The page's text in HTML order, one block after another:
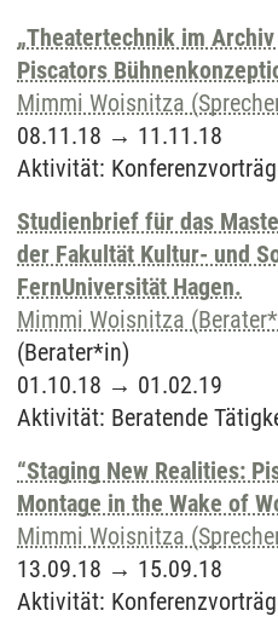
„Theatertechnik im
Piscators
Mimmi Woisnitza
08.11.18 → 11.11.18
Aktivität:
Studienbrief für das
der Fakultät Kultur- und
FernUniversität Hagen.
Mimmi Woisnitza
(Berater*in)
01.10.18 → 01.02.19
Aktivität: Beratende
“Staging New Realities:
Montage in the Wake of
Mimmi Woisnitza
13.09.18 → 15.09.18
Aktivität: